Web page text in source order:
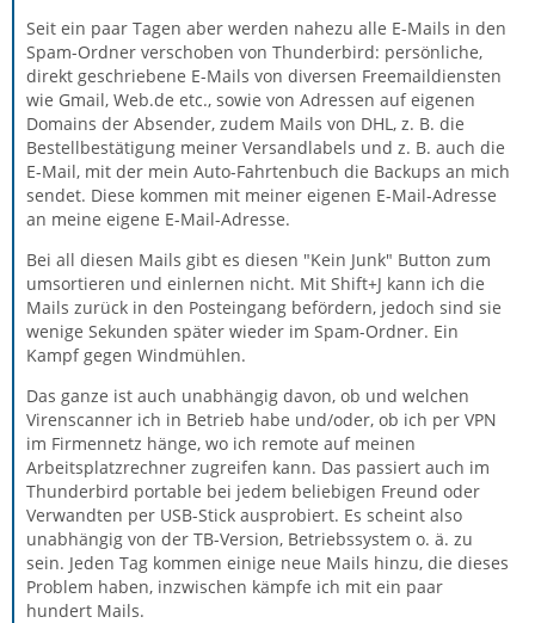
Seit ein paar Tagen aber werden nahezu alle E-Mails in den
Spam-Ordner verschoben von Thunderbird: persönliche,
direkt geschriebene E-Mails von diversen Freemaildiensten
wie Gmail, Web.de etc., sowie von Adressen auf eigenen
Domains der Absender, zudem Mails von DHL, z. B. die
Bestellbestätigung meiner Versandlabels und z. B. auch die
E-Mail, mit der mein Auto-Fahrtenbuch die Backups an mich
sendet. Diese kommen mit meiner eigenen E-Mail-Adresse
an meine eigene E-Mail-Adresse.
Bei all diesen Mails gibt es diesen "Kein Junk" Button zum
umsortieren und einlernen nicht. Mit Shift+J kann ich die
Mails zurück in den Posteingang befördern, jedoch sind sie
wenige Sekunden später wieder im Spam-Ordner. Ein
Kampf gegen Windmühlen.
Das ganze ist auch unabhängig davon, ob und welchen
Virenscanner ich in Betrieb habe und/oder, ob ich per VPN
im Firmennetz hänge, wo ich remote auf meinen
Arbeitsplatzrechner zugreifen kann. Das passiert auch im
Thunderbird portable bei jedem beliebigen Freund oder
Verwandten per USB-Stick ausprobiert. Es scheint also
unabhängig von der TB-Version, Betriebssystem o. ä. zu
sein. Jeden Tag kommen einige neue Mails hinzu, die dieses
Problem haben, inzwischen kämpfe ich mit ein paar
hundert Mails.